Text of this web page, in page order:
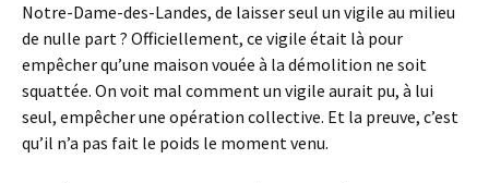
Notre-Dame-des-Landes, de laisser seul un vigile au milieu
de nulle part ? Officiellement, ce vigile était là pour
empêcher qu’une maison vouée à la démolition ne soit
squattée. On voit mal comment un vigile aurait pu, à lui
seul, empêcher une opération collective. Et la preuve, c’est
qu’il n’a pas fait le poids le moment venu.